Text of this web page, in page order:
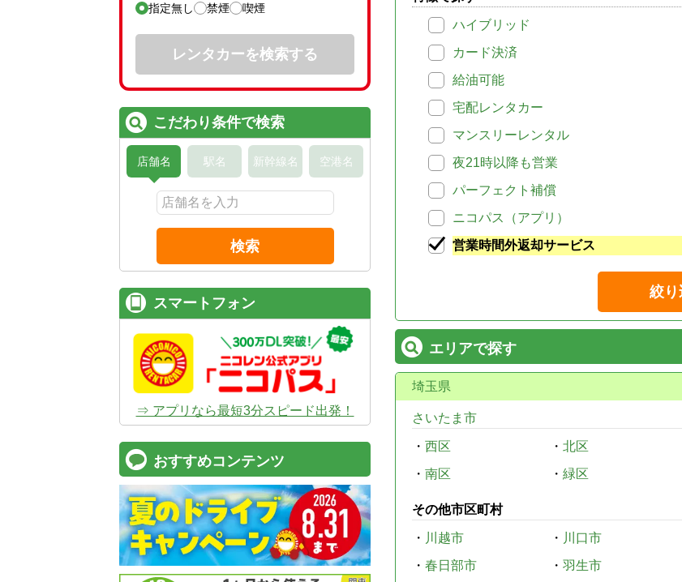
ハイブリッド
カード決済
給油可能
宅配レンタカー
マンスリーレンタル
夜21時以降も営業
パーフェクト補償
ニコパス（アプリ）
営業時間外返却サービス
絞り
エリアで探す
埼玉県
さいたま市
・ 西区 ・ 北区
・ 南区 ・ 緑区
その他市区町村
・ 川越市 ・ 川口市
・ 春日部市 ・ 羽生市
指定無し 禁煙 喫煙
レンタカーを検索する
こだわり条件で検索
店舗名 駅名 新幹線名 空港名
検索
スマートフォン
⇒ アプリなら最短3分スピード出発！
おすすめコンテンツ